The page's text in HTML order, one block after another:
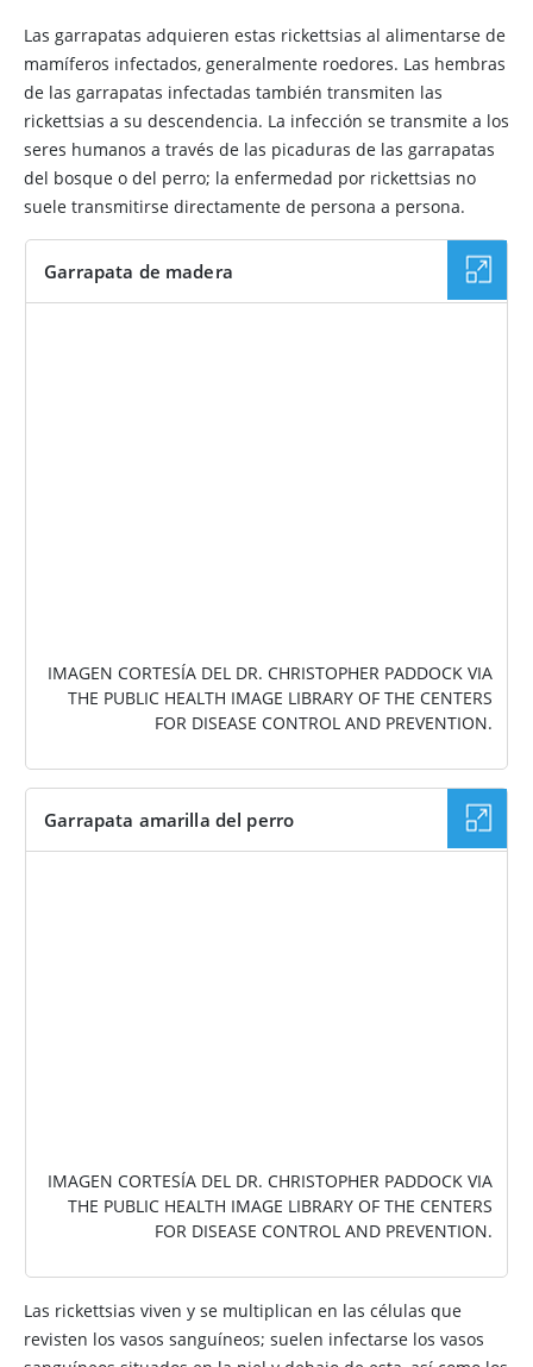
Las garrapatas adquieren estas rickettsias al alimentarse de
mamíferos infectados, generalmente roedores. Las hembras
de las garrapatas infectadas también transmiten las
rickettsias a su descendencia. La infección se transmite a los
seres humanos a través de las picaduras de las garrapatas
del bosque o del perro; la enfermedad por rickettsias no
suele transmitirse directamente de persona a persona.
Garrapata de madera
IMAGEN CORTESÍA DEL DR. CHRISTOPHER PADDOCK VIA
THE PUBLIC HEALTH IMAGE LIBRARY OF THE CENTERS
FOR DISEASE CONTROL AND PREVENTION.
Garrapata amarilla del perro
IMAGEN CORTESÍA DEL DR. CHRISTOPHER PADDOCK VIA
THE PUBLIC HEALTH IMAGE LIBRARY OF THE CENTERS
FOR DISEASE CONTROL AND PREVENTION.
Las rickettsias viven y se multiplican en las células que
revisten los vasos sanguíneos; suelen infectarse los vasos